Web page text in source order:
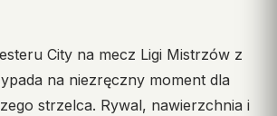
City na mecz Ligi Mistrzów z
na niezręczny moment dla
strzelca. Rywal, nawierzchnia i